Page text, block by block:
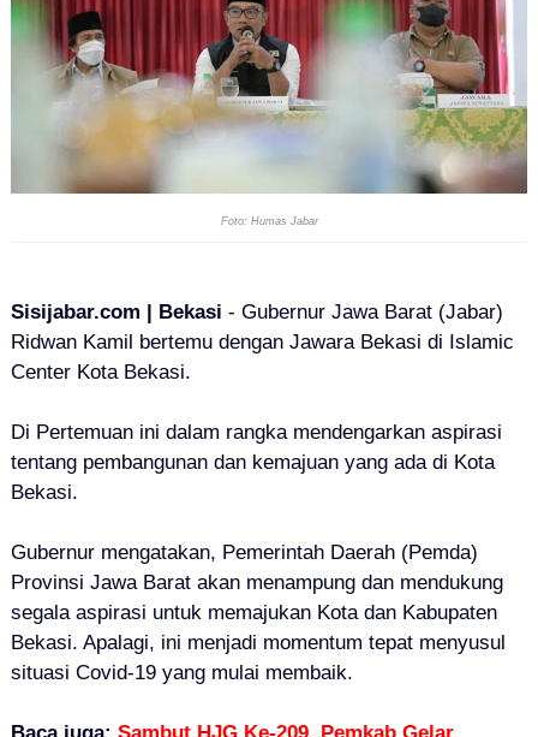
Foto: Humas Jabar
Sisijabar.com | Bekasi - Gubernur Jawa Barat (Jabar)
Ridwan Kamil bertemu dengan Jawara Bekasi di Islamic
Center Kota Bekasi.
Di Pertemuan ini dalam rangka mendengarkan aspirasi
tentang pembangunan dan kemajuan yang ada di Kota
Bekasi.
Gubernur mengatakan, Pemerintah Daerah (Pemda)
Provinsi Jawa Barat akan menampung dan mendukung
segala aspirasi untuk memajukan Kota dan Kabupaten
Bekasi. Apalagi, ini menjadi momentum tepat menyusul
situasi Covid-19 yang mulai membaik.